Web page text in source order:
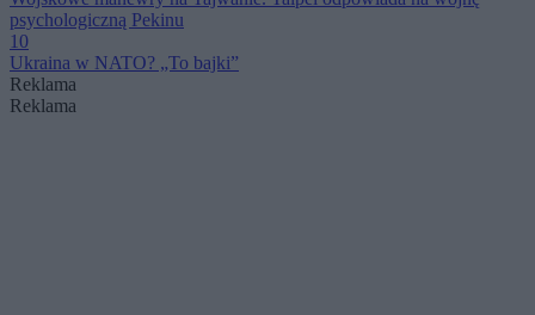
psychologiczną Pekinu
10
Ukraina w NATO? „To bajki”
Reklama
Reklama